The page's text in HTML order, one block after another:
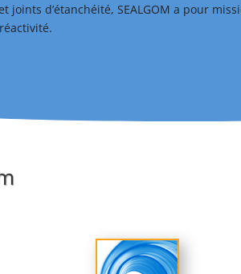
d’étanchéité, SEALGOM a pour